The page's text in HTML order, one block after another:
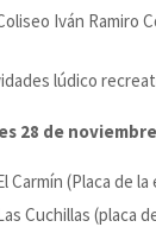
Iván Ramiro
lúdico
28 de
Carmín (Placa de la
Cuchillas (placa